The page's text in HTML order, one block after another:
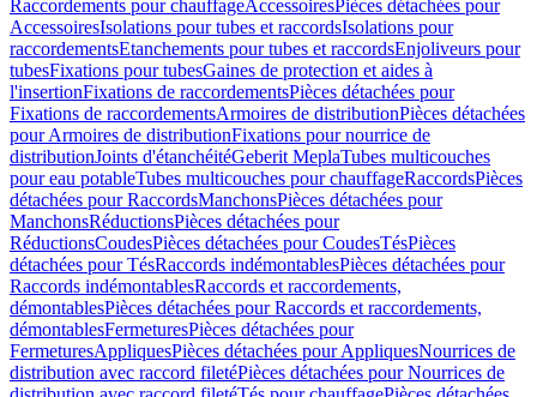
Raccordements pour chauffageAccessoiresPièces détachées pour
AccessoiresIsolations pour tubes et raccordsIsolations pour
raccordementsEtanchements pour tubes et raccordsEnjoliveurs pour
tubesFixations pour tubesGaines de protection et aides à
l'insertionFixations de raccordementsPièces détachées pour
Fixations de raccordementsArmoires de distributionPièces détachées
pour Armoires de distributionFixations pour nourrice de
distributionJoints d'étanchéitéGeberit MeplaTubes multicouches
pour eau potableTubes multicouches pour chauffageRaccordsPièces
détachées pour RaccordsManchonsPièces détachées pour
ManchonsRéductionsPièces détachées pour
RéductionsCoudesPièces détachées pour CoudesTésPièces
détachées pour TésRaccords indémontablesPièces détachées pour
Raccords indémontablesRaccords et raccordements,
démontablesPièces détachées pour Raccords et raccordements,
démontablesFermeturesPièces détachées pour
FermeturesAppliquesPièces détachées pour AppliquesNourrices de
distribution avec raccord filetéPièces détachées pour Nourrices de